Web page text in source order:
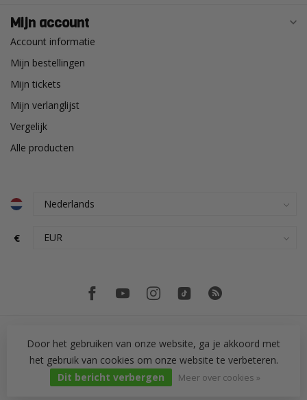
Mijn account
Account informatie
Mijn bestellingen
Mijn tickets
Mijn verlanglijst
Vergelijk
Alle producten
€
© Copyright 2026 PH Tegeltechniek
Door het gebruiken van onze website, ga je akkoord met
het gebruik van cookies om onze website te verbeteren.
Dit bericht verbergen
Meer over cookies »